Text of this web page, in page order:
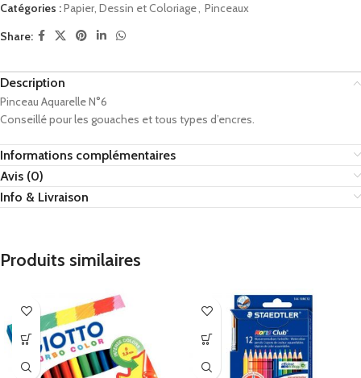
Catégories :Papier, Dessin et Coloriage, Pinceaux
Share:
Description
Pinceau Aquarelle N°6
Conseillé pour les gouaches et tous types d’encres.
Informations complémentaires
Avis (0)
Info & Livraison
Produits similaires